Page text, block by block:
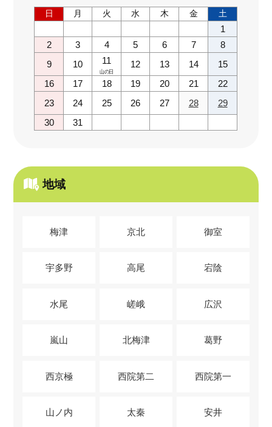
日 月 火 水 木 金 土
1
2
3 4 5 6 7
8
9
10 11
山の日
12 13 14
15
16
17 18 19 20 21
22
23
24 25 26 27 28
29
30
31
地域
梅津 京北 御室
宇多野 高尾 宕陰
水尾 嵯峨 広沢
嵐山 北梅津 葛野
西京極 西院第二 西院第一
山ノ内 太秦 安井